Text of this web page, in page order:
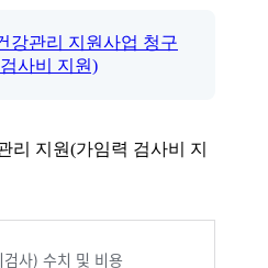
강관리 지원사업 청구
사비 지원)
리 지원(가임력 검사비 지